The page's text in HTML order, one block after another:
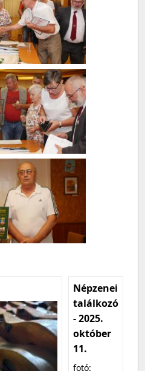
Népzenei
találkozó
- 2025.
október
11.
fotó: